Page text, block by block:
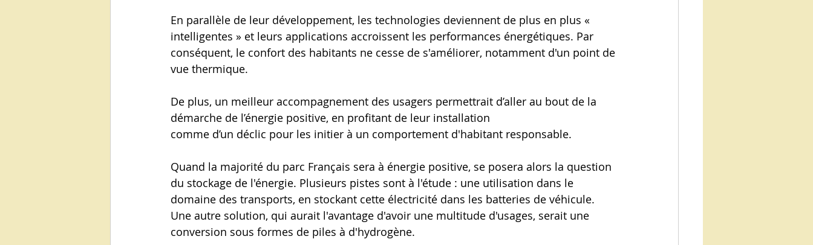
En parallèle de leur développement, les technologies deviennent de plus en plus «
intelligentes » et leurs applications accroissent les performances énergétiques. Par
conséquent, le confort des habitants ne cesse de s'améliorer, notamment d'un point de
vue thermique.
De plus, un meilleur accompagnement des usagers permettrait d’aller au bout de la
démarche de l’énergie positive, en profitant de leur installation
comme d’un déclic pour les initier à un comportement d'habitant responsable.
Quand la majorité du parc Français sera à énergie positive, se posera alors la question
du stockage de l'énergie. Plusieurs pistes sont à l'étude : une utilisation dans le
domaine des transports, en stockant cette électricité dans les batteries de véhicule.
Une autre solution, qui aurait l'avantage d'avoir une multitude d'usages, serait une
conversion sous formes de piles à d'hydrogène.